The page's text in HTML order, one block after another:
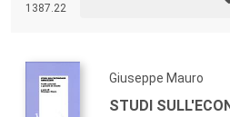
1387.22
Giuseppe Mauro
STUDI